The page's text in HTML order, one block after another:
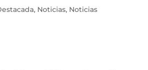
, Noticias, Noticias